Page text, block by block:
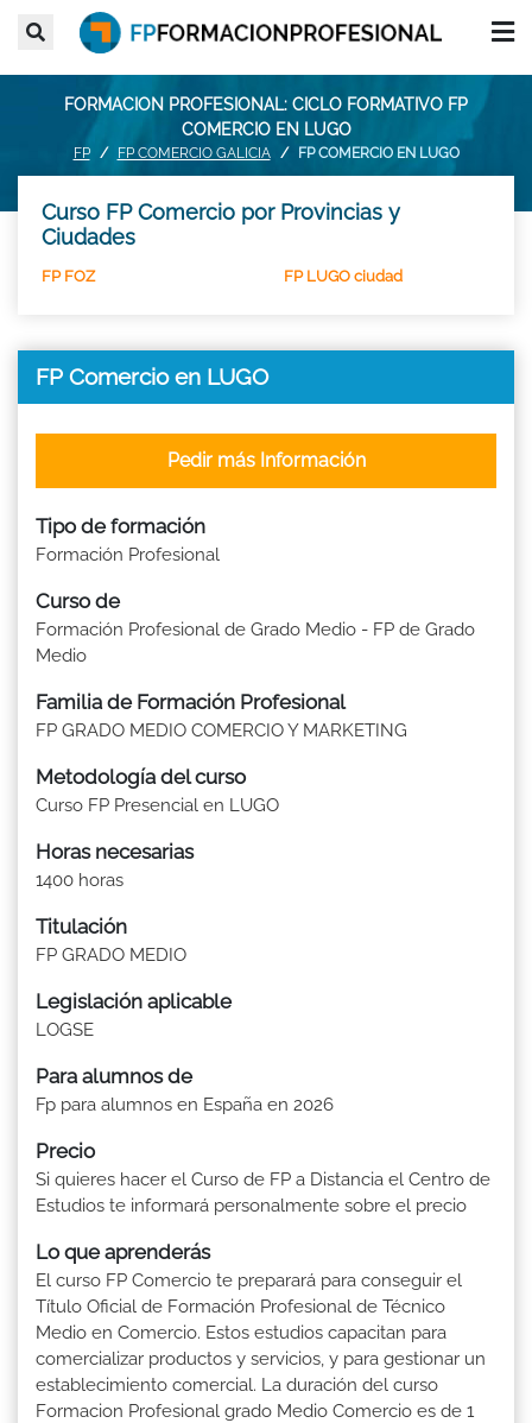
FORMACION PROFESIONAL: CICLO FORMATIVO FP
COMERCIO EN LUGO
FP FP COMERCIO GALICIA FP COMERCIO EN LUGO
Curso FP Comercio por Provincias y
Ciudades
FP FOZ FP LUGO ciudad
FP Comercio en LUGO
Tipo de formación
Formación Profesional
Curso de
Formación Profesional de Grado Medio - FP de Grado
Medio
Familia de Formación Profesional
FP GRADO MEDIO COMERCIO Y MARKETING
Metodología del curso
Curso FP Presencial en LUGO
Horas necesarias
1400 horas
Titulación
FP GRADO MEDIO
Legislación aplicable
LOGSE
Para alumnos de
Fp para alumnos en España en 2026
Precio
Si quieres hacer el Curso de FP a Distancia el Centro de
Estudios te informará personalmente sobre el precio
Pedir más Información
Lo que aprenderás
El curso FP Comercio te preparará para conseguir el
Título Oficial de Formación Profesional de Técnico
Medio en Comercio. Estos estudios capacitan para
comercializar productos y servicios, y para gestionar un
establecimiento comercial. La duración del curso
Formacion Profesional grado Medio Comercio es de 1